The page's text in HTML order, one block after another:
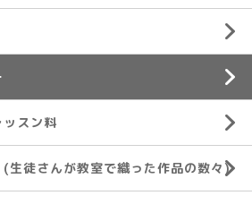
スン料
徒さんが教室で織った作品の数々)